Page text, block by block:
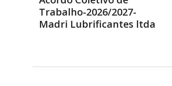
Trabalho-2026/2027-
Madri Lubrificantes ltda